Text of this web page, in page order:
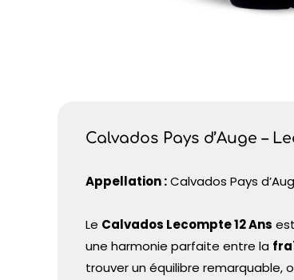
Calvados Pays d’Auge –
Appellation :Calvados Pays
Le Calvados Lecompte 12 Ans
une harmonie parfaite entre la
trouver un équilibre remarquable,